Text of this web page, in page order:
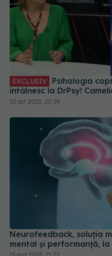
EXCLUSIV
întâlnesc la DrPsy!
10 oct 2025, 20:29
Neurofeedback, soluția
mental și performanță, la